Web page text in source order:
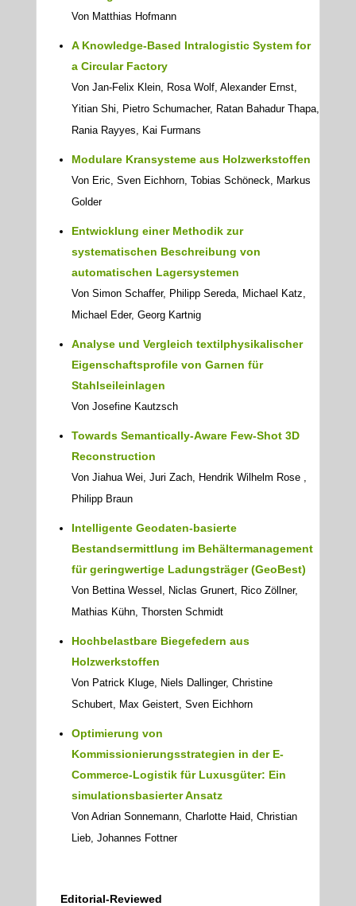
Von Matthias Hofmann
A Knowledge-Based Intralogistic System for
a Circular Factory
Von Jan-Felix Klein, Rosa Wolf, Alexander Ernst,
Yitian Shi, Pietro Schumacher, Ratan Bahadur Thapa,
Rania Rayyes, Kai Furmans
Modulare Kransysteme aus Holzwerkstoffen
Von Eric, Sven Eichhorn, Tobias Schöneck, Markus
Golder
Entwicklung einer Methodik zur
systematischen Beschreibung von
automatischen Lagersystemen
Von Simon Schaffer, Philipp Sereda, Michael Katz,
Michael Eder, Georg Kartnig
Analyse und Vergleich textilphysikalischer
Eigenschaftsprofile von Garnen für
Stahlseileinlagen
Von Josefine Kautzsch
Towards Semantically-Aware Few-Shot 3D
Reconstruction
Von Jiahua Wei, Juri Zach, Hendrik Wilhelm Rose ,
Philipp Braun
Intelligente Geodaten-basierte
Bestandsermittlung im Behältermanagement
für geringwertige Ladungsträger (GeoBest)
Von Bettina Wessel, Niclas Grunert, Rico Zöllner,
Mathias Kühn, Thorsten Schmidt
Hochbelastbare Biegefedern aus
Holzwerkstoffen
Von Patrick Kluge, Niels Dallinger, Christine
Schubert, Max Geistert, Sven Eichhorn
Optimierung von
Kommissionierungsstrategien in der E-
Commerce-Logistik für Luxusgüter: Ein
simulationsbasierter Ansatz
Von Adrian Sonnemann, Charlotte Haid, Christian
Lieb, Johannes Fottner
Editorial-Reviewed